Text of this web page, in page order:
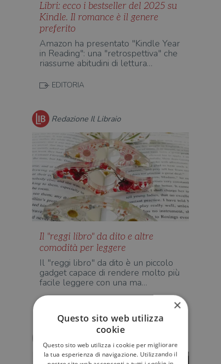
Libri: ecco i bestseller del 2025 su
Kindle. Il romance è il genere
preferito
Amazon ha presentato "Kindle Year
in Reading": una "retrospettiva" che
riassume abitudini di lettura…
EDITORIA
Redazione Il Libraio
Il "reggi libro" da dito e altre
comodità per leggere
Il "reggi libro" da dito è un piccolo
gadget capace di rendere molto più
facile leggere con una ma…
×
Questo sito web utilizza
cookie
Questo sito web utilizza i cookie per migliorare
la tua esperienza di navigazione. Utilizzando il